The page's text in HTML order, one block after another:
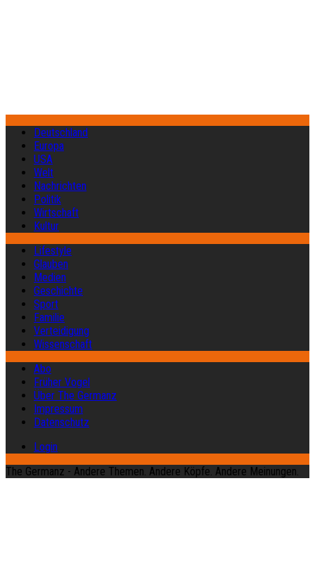
Deutschland
Europa
USA
Welt
Nachrichten
Politik
Wirtschaft
Kultur
Lifestyle
Glauben
Medien
Geschichte
Sport
Familie
Verteidigung
Wissenschaft
Abo
Früher Vogel
Über The Germanz
Impressum
Datenschutz
Login
The Germanz - Andere Themen. Andere Köpfe. Andere Meinungen.